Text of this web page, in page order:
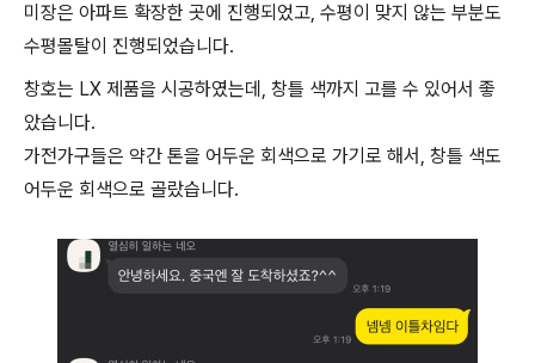
미장은 아파트 확장한 곳에 진행되었고, 수평이 맞지 않는 부분도
수평몰탈이 진행되었습니다.
창호는 LX 제품을 시공하였는데, 창틀 색까지 고를 수 있어서 좋
았습니다.
가전가구들은 약간 톤을 어두운 회색으로 가기로 해서, 창틀 색도
어두운 회색으로 골랐습니다.